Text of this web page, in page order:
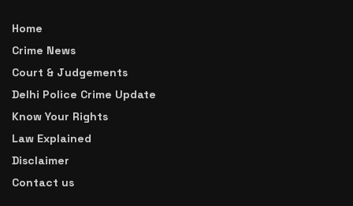
Home
Crime News
Court & Judgements
Delhi Police Crime Update
Know Your Rights
Law Explained
Disclaimer
Contact us